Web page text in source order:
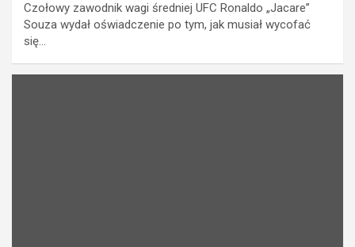
Czołowy zawodnik wagi średniej UFC Ronaldo „Jacare”
Souza wydał oświadczenie po tym, jak musiał wycofać
się…